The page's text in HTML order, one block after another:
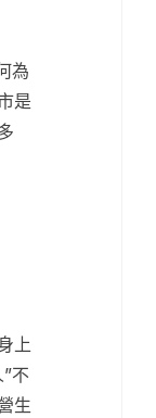
為
是
上
不
生